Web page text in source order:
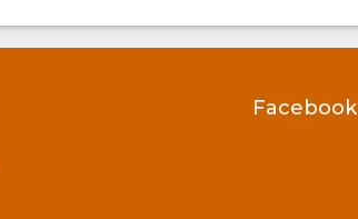
Facebook